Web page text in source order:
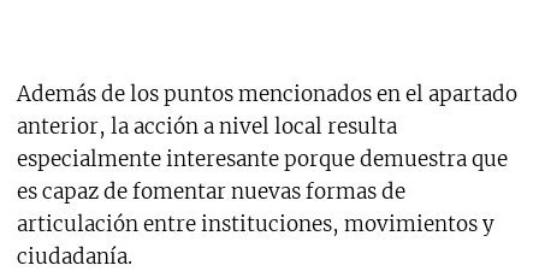
Además de los puntos mencionados en el apartado
anterior, la acción a nivel local resulta
especialmente interesante porque demuestra que
es capaz de fomentar nuevas formas de
articulación entre instituciones, movimientos y
ciudadanía.